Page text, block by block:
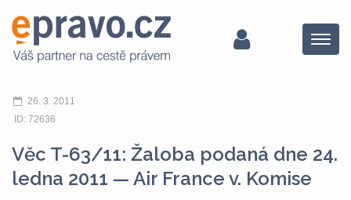
Menu
26. 3. 2011
ID: 72636
Věc T-63/11: Žaloba podaná dne 24.
ledna 2011 — Air France v. Komise